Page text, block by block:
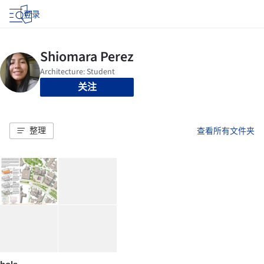
登录
关注
整理 查看所有文件夹